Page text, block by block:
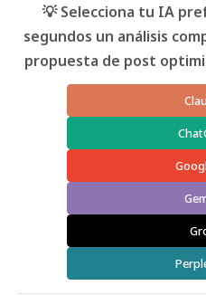
💡 Selecciona tu IA
segundos un análisis
propuesta de post